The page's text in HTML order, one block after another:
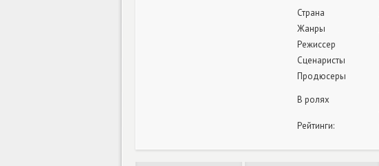
Страна
Жанры
Режиссер
Сценаристы
Продюсеры
В ролях
Рейтинги: